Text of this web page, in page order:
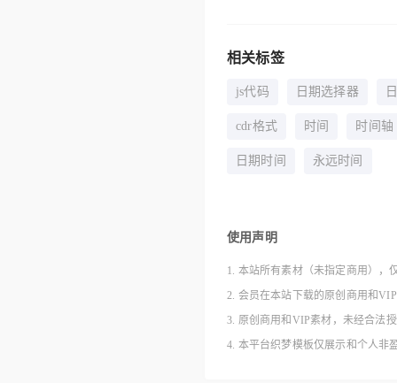
相关标签
js代码 日期选择器
cdr格式 时间 时间轴
日期时间 永远时间
使用声明
1. 本站所有素材（未指定商用），
2. 会员在本站下载的原创商用和
3. 原创商用和VIP素材，未经合法
4. 本平台织梦模板仅展示和个人非